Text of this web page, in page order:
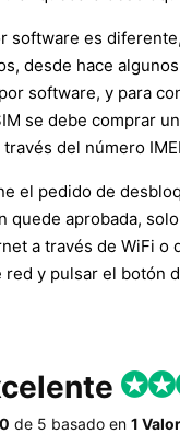
software es
desde hace
software, y para
se debe comprar
del número
el pedido de
quede aprobada,
a través de WiFi o
red y pulsar el botón
de 5 basado en 1